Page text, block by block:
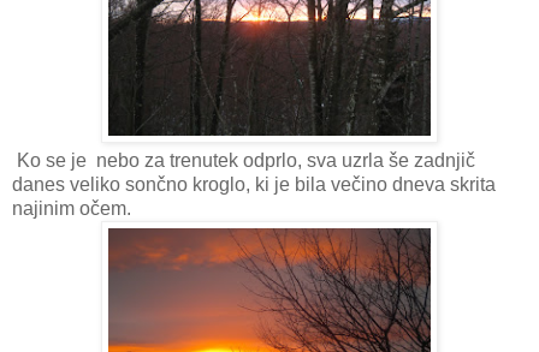
Ko se je nebo za trenutek odprlo, sva uzrla še zadnjič
danes veliko sončno kroglo, ki je bila večino dneva skrita
najinim očem.